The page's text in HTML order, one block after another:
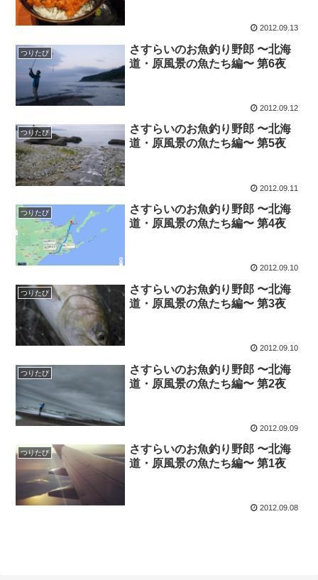
2012.09.13
つりたび
さすらいのお魚釣り野郎 〜北海
道・原風景の魚たち編〜 第6夜
2012.09.12
つりたび
さすらいのお魚釣り野郎 〜北海
道・原風景の魚たち編〜 第5夜
2012.09.11
つりたび
さすらいのお魚釣り野郎 〜北海
道・原風景の魚たち編〜 第4夜
2012.09.10
つりたび
さすらいのお魚釣り野郎 〜北海
道・原風景の魚たち編〜 第3夜
2012.09.10
つりたび
さすらいのお魚釣り野郎 〜北海
道・原風景の魚たち編〜 第2夜
2012.09.09
つりたび
さすらいのお魚釣り野郎 〜北海
道・原風景の魚たち編〜 第1夜
2012.09.08